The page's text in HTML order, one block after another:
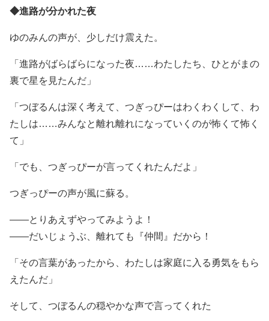
◆進路が分かれた夜
ゆのみんの声が、少しだけ震えた。
「進路がばらばらになった夜……わたしたち、ひとがまの
裏で星を見たんだ」
「つぼるんは深く考えて、つぎっぴーはわくわくして、わ
たしは……みんなと離れ離れになっていくのが怖くて怖く
て」
「でも、つぎっぴーが言ってくれたんだよ」
つぎっぴーの声が風に蘇る。
――とりあえずやってみようよ！
――だいじょうぶ、離れても『仲間』だから！
「その言葉があったから、わたしは家庭に入る勇気をもら
えたんだ」
そして、つぼるんの穏やかな声で言ってくれた